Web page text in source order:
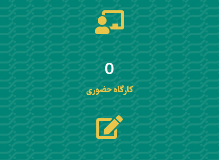
0
کارگاه حضوری